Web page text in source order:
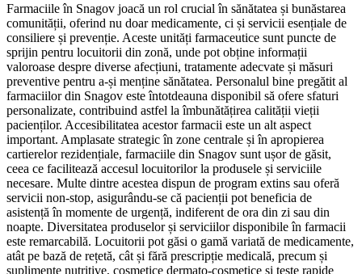
Farmaciile în Snagov joacă un rol crucial în sănătatea și bunăstarea
comunității, oferind nu doar medicamente, ci și servicii esențiale de
consiliere și prevenție. Aceste unități farmaceutice sunt puncte de
sprijin pentru locuitorii din zonă, unde pot obține informații
valoroase despre diverse afecțiuni, tratamente adecvate și măsuri
preventive pentru a-și menține sănătatea. Personalul bine pregătit al
farmaciilor din Snagov este întotdeauna disponibil să ofere sfaturi
personalizate, contribuind astfel la îmbunătățirea calității vieții
pacienților. Accesibilitatea acestor farmacii este un alt aspect
important. Amplasate strategic în zone centrale și în apropierea
cartierelor rezidențiale, farmaciile din Snagov sunt ușor de găsit,
ceea ce facilitează accesul locuitorilor la produsele și serviciile
necesare. Multe dintre acestea dispun de program extins sau oferă
servicii non-stop, asigurându-se că pacienții pot beneficia de
asistență în momente de urgență, indiferent de ora din zi sau din
noapte. Diversitatea produselor și serviciilor disponibile în farmacii
este remarcabilă. Locuitorii pot găsi o gamă variată de medicamente,
atât pe bază de rețetă, cât și fără prescripție medicală, precum și
suplimente nutritive, cosmetice dermato-cosmetice și teste rapide